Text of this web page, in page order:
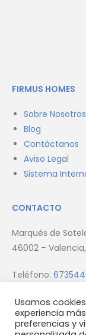
FIRMUS HOMES
Sobre Nosotros
Blog
Contáctanos
Aviso Legal
Sistema
CONTACTO
Marqués de
46002 –
Teléfono:
Email:
Usamos
experiencia
preferencias y